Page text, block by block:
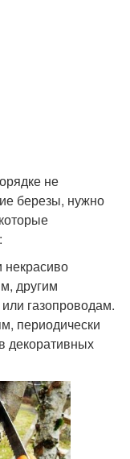
не
березы, нужно
другим
газопроводам.
периодически
декоративных